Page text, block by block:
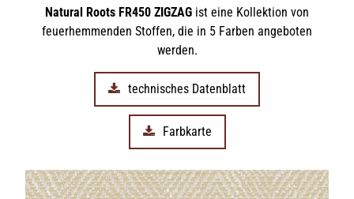
Natural Roots FR450 ZIGZAG ist eine Kollektion von
feuerhemmenden Stoffen, die in 5 Farben angeboten
werden.
technisches Datenblatt
Farbkarte